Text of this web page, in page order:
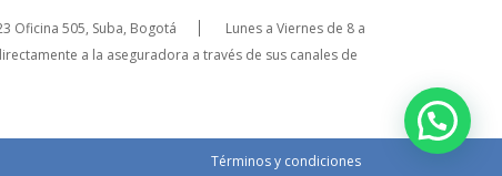
Oficina 505, Suba, Bogotá
Lunes a Viernes de 8 a
a la aseguradora a través de sus canales de
Términos y condiciones